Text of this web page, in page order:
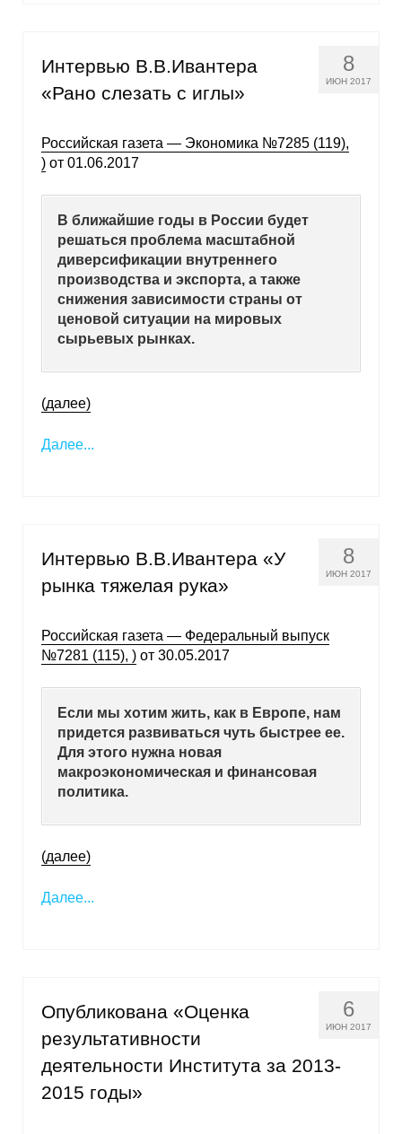
8
ИЮН 2017
Интервью В.В.Ивантера
«Рано слезать с иглы»
Российская газета — Экономика №7285 (119),
) от 01.06.2017
В ближайшие годы в России будет
решаться проблема масштабной
диверсификации внутреннего
производства и экспорта, а также
снижения зависимости страны от
ценовой ситуации на мировых
сырьевых рынках.
(далее)
Далее...
8
ИЮН 2017
Интервью В.В.Ивантера «У
рынка тяжелая рука»
Российская газета — Федеральный выпуск
№7281 (115), ) от 30.05.2017
Если мы хотим жить, как в Европе, нам
придется развиваться чуть быстрее ее.
Для этого нужна новая
макроэкономическая и финансовая
политика.
(далее)
Далее...
6
ИЮН 2017
Опубликована «Оценка
результативности
деятельности Института за 2013-
2015 годы»